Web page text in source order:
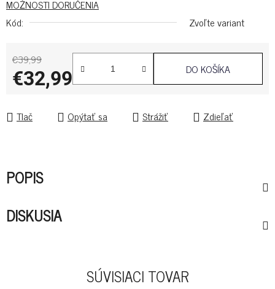
MOŽNOSTI DORUČENIA
Kód:
Zvoľte variant
€39,99
€32,99 DO KOŠÍKA
Tlač Opýtať sa Strážiť Zdieľať
POPIS
DISKUSIA
SÚVISIACI TOVAR